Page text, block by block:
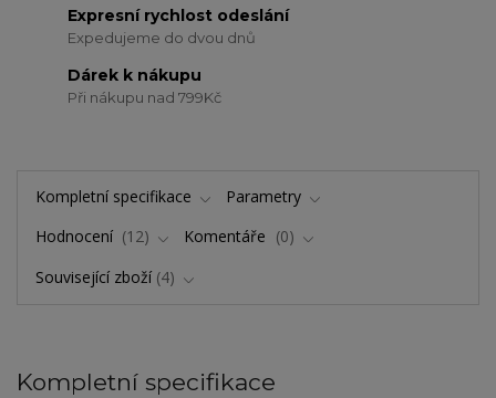
Expresní rychlost odeslání
Expedujeme do dvou dnů
Dárek k nákupu
Při nákupu nad 799Kč
Kompletní specifikace
Parametry
Hodnocení
12 Komentáře
0
Související zboží 4
Kompletní specifikace